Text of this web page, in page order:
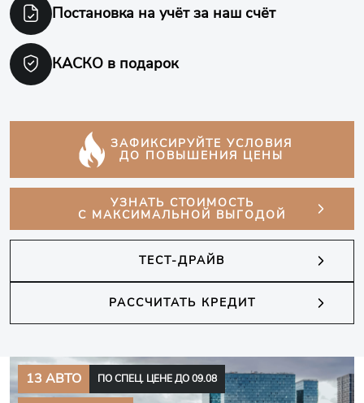
Постановка на учётза наш счёт
КАСКО в подарок
ЗАФИКСИРУЙТЕ УСЛОВИЯ
ДО ПОВЫШЕНИЯ ЦЕНЫ
УЗНАТЬ СТОИМОСТЬ
С МАКСИМАЛЬНОЙ ВЫГОДОЙ
ТЕСТ-ДРАЙВ
РАССЧИТАТЬ КРЕДИТ
13 АВТО ПО СПЕЦ. ЦЕНЕ ДО 09.08